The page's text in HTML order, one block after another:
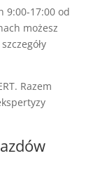
9:00-17:00 od
możesz
Razem